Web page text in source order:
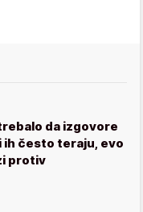
da izgovore
ih često teraju, evo
protiv